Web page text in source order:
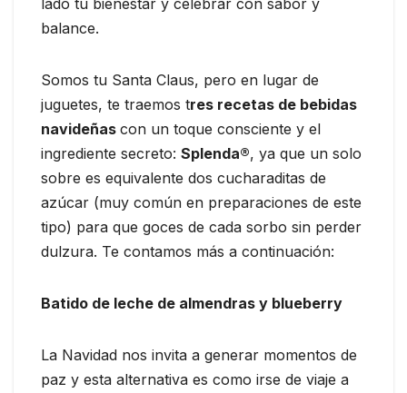
balance.
Somos tu Santa Claus, pero en lugar de
juguetes, te traemos tres recetas de bebidas
navideñas con un toque consciente y el
ingrediente secreto: Splenda®, ya que un solo
sobre es equivalente dos cucharaditas de
azúcar (muy común en preparaciones de este
tipo) para que goces de cada sorbo sin perder
dulzura. Te contamos más a continuación:
Batido de leche de almendras y blueberry
La Navidad nos invita a generar momentos de
paz y esta alternativa es como irse de viaje a